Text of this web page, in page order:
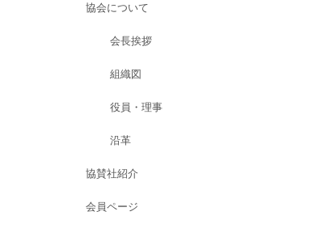
協会について
会長挨拶
組織図
役員・理事
沿革
協賛社紹介
会員ページ